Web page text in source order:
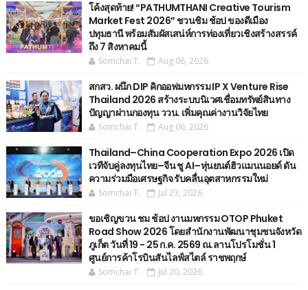
โค้งสุดท้าย! “PATHUMTHANI Creative Tourism
Market Fest 2026” ชวนชิม ช้อป ของดีเมือง
ปทุมธานี พร้อมสัมผัสเสน่ห์การท่องเที่ยวเชิงสร้างสรรค์
ถึง 7 สิงหาคมนี้
Somchai T. Aug 06, 2026
สกสว. ผนึก DIP คิกออฟมหกรรม IP X Venture Rise
Thailand 2026 สร้างระบบนิเวศเชื่อมทรัพย์สินทาง
ปัญญาผ่านกองทุน ววน. เพิ่มคุณค่างานวิจัยไทย
Somchai T. Aug 06, 2026
Thailand–China Cooperation Expo 2026 เปิด
เวทีจับคู่ลงทุนไทย–จีน ชู AI–หุ่นยนต์ฮิวแมนนอยด์ ดัน
ความร่วมมือเศรษฐกิจ รับคลื่นอุตสาหกรรมใหม่
Somchai T. Jul 23, 2026
ขอเชิญขวน ชม ช้อป งานมหกรรม OTOP Phuket
Road Show 2026 โดยสำนักงานพัฒนาชุมชนจังหวัด
ภูเก็ต วันที่ 19 - 25 ก.ค. 2569 ณ.ลานโปรโมชั่น 1
ศูนย์การค้าโรบินสันไลฟ์สไตล์ ราชพฤกษ์
Somchai T. Jul 20, 2026